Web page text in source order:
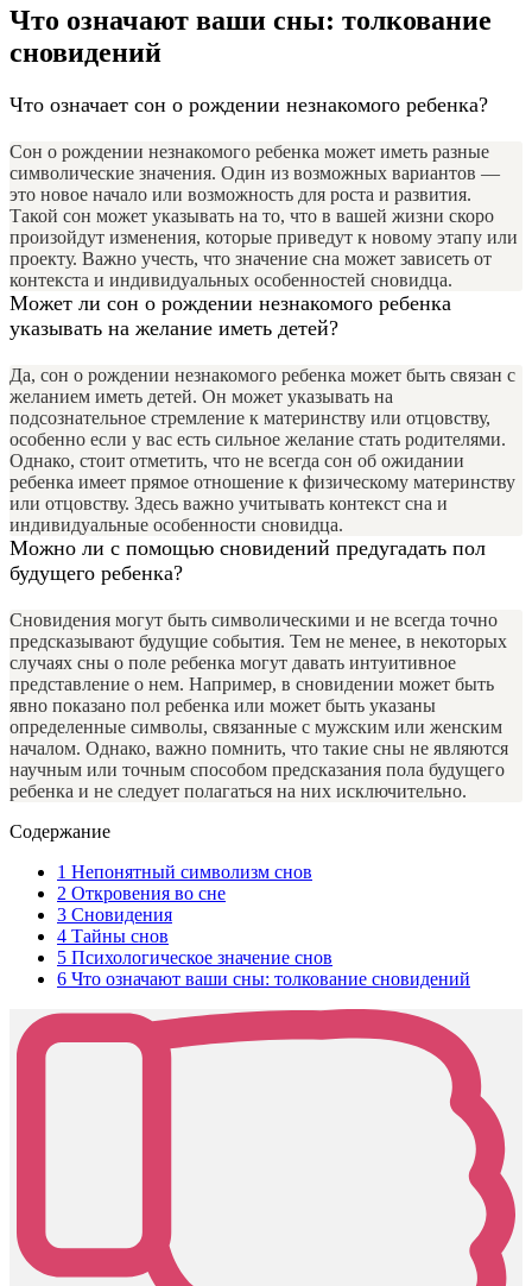
Что означают ваши сны: толкование
сновидений
Что означает сон о рождении незнакомого ребенка?
Сон о рождении незнакомого ребенка может иметь разные
символические значения. Один из возможных вариантов —
это новое начало или возможность для роста и развития.
Такой сон может указывать на то, что в вашей жизни скоро
произойдут изменения, которые приведут к новому этапу или
проекту. Важно учесть, что значение сна может зависеть от
контекста и индивидуальных особенностей сновидца.
Может ли сон о рождении незнакомого ребенка
указывать на желание иметь детей?
Да, сон о рождении незнакомого ребенка может быть связан с
желанием иметь детей. Он может указывать на
подсознательное стремление к материнству или отцовству,
особенно если у вас есть сильное желание стать родителями.
Однако, стоит отметить, что не всегда сон об ожидании
ребенка имеет прямое отношение к физическому материнству
или отцовству. Здесь важно учитывать контекст сна и
индивидуальные особенности сновидца.
Можно ли с помощью сновидений предугадать пол
будущего ребенка?
Сновидения могут быть символическими и не всегда точно
предсказывают будущие события. Тем не менее, в некоторых
случаях сны о поле ребенка могут давать интуитивное
представление о нем. Например, в сновидении может быть
явно показано пол ребенка или может быть указаны
определенные символы, связанные с мужским или женским
началом. Однако, важно помнить, что такие сны не являются
научным или точным способом предсказания пола будущего
ребенка и не следует полагаться на них исключительно.
Содержание
1 Непонятный символизм снов
2 Откровения во сне
3 Сновидения
4 Тайны снов
5 Психологическое значение снов
6 Что означают ваши сны: толкование сновидений